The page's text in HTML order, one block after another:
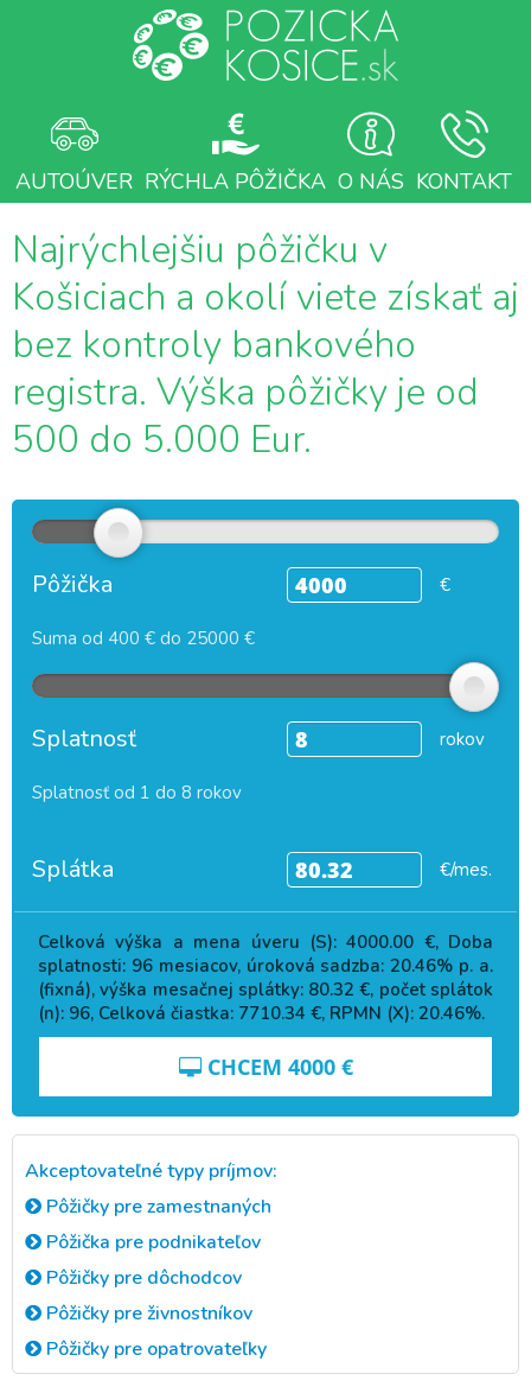
AUTOÚVER RÝCHLA PÔŽIČKA O NÁS KONTAKT
Najrýchlejšiu pôžičku v
Košiciach a okolí viete získať aj
bez kontroly bankového
registra. Výška pôžičky je od
500 do 5.000 Eur.
Pôžička €
Suma od 400 € do 25000 €
Splatnosť rokov
Splatnosť od 1 do 8 rokov
Splátka €/mes.
Celková výška a mena úveru (S):4000.00 €, Doba
splatnosti: 96mesiacov, úroková sadzba:20.46% p. a.
(fixná), výška mesačnej splátky: 80.32 €, počet splátok
(n): 96, Celková čiastka: 7710.34 €, RPMN (X): 20.46%.
CHCEM 4000€
Akceptovateľné typy príjmov:
Pôžičky pre zamestnaných
Pôžička pre podnikateľov
Pôžičky pre dôchodcov
Pôžičky pre živnostníkov
Pôžičky pre opatrovateľky